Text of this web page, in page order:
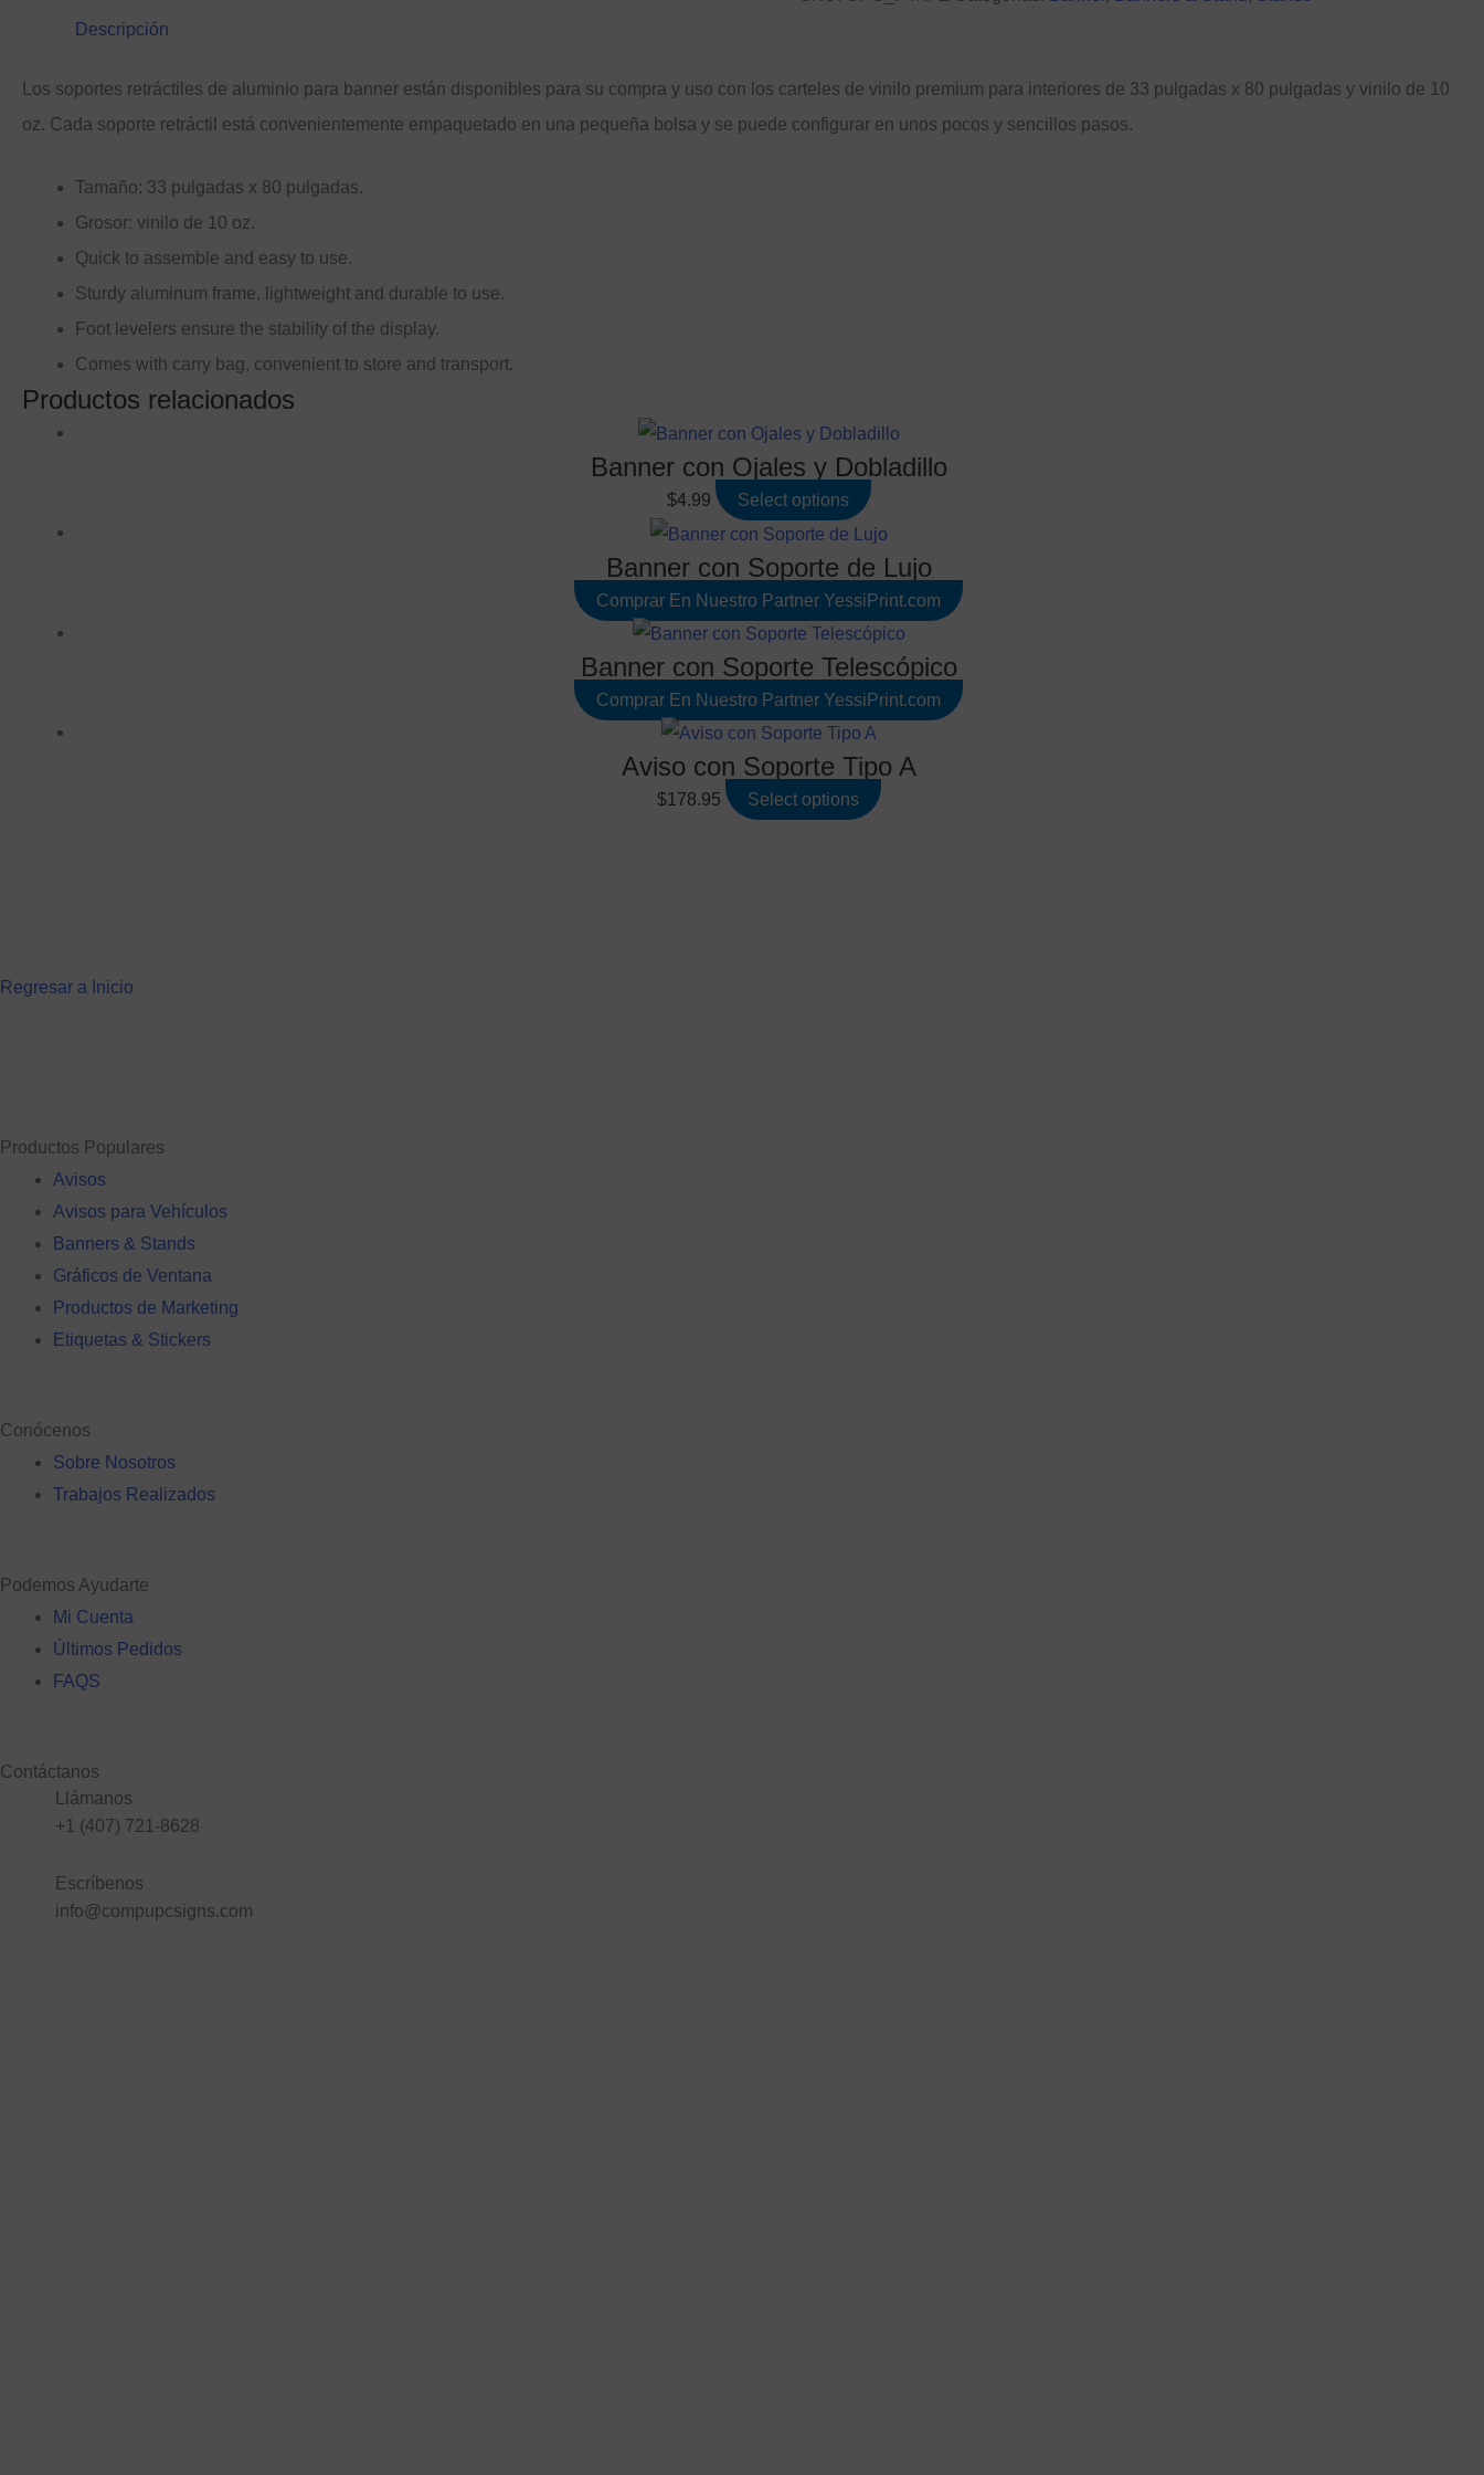
Descripción
Los soportes retráctiles de aluminio para banner están disponibles para su compra y uso con los carteles de vinilo premium para interiores de 33 pulgadas x 80 pulgadas y vinilo de 10
oz. Cada soporte retráctil está convenientemente empaquetado en una pequeña bolsa y se puede configurar en unos pocos y sencillos pasos.
Tamaño: 33 pulgadas x 80 pulgadas.
Grosor: vinilo de 10 oz.
Quick to assemble and easy to use.
Sturdy aluminum frame, lightweight and durable to use.
Foot levelers ensure the stability of the display.
Comes with carry bag, convenient to store and transport.
Productos relacionados
Banner con Ojales y Dobladillo
$4.99 Select options
Banner con Soporte de Lujo
Comprar En Nuestro Partner YessiPrint.com
Banner con Soporte Telescópico
Comprar En Nuestro Partner YessiPrint.com
Aviso con Soporte Tipo A
$178.95 Select options
Regresar a Inicio
Productos Populares
Avisos
Avisos para Vehículos
Banners & Stands
Gráficos de Ventana
Productos de Marketing
Etiquetas & Stickers
Conócenos
Sobre Nosotros
Trabajos Realizados
Podemos Ayudarte
Mi Cuenta
Últimos Pedidos
FAQS
Contáctanos
Llámanos
+1 (407) 721-8628
Escríbenos
info@compupcsigns.com